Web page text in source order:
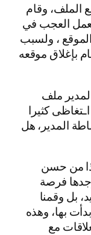
وقام
العجب في
، ولسبب
بإغلاق موقعه
ملف
كثيرا
المدير، هل
من حسن
فرصة
بل وقمنا
بها، وهذه
مع